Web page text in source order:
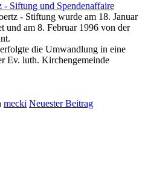
Siftung und Spendenaffaire
- Stiftung wurde am 18. Januar
und am 8. Februar 1996 von der
die Umwandlung in eine
Ev. luth. Kirchengemeinde
mecki Neuester Beitrag